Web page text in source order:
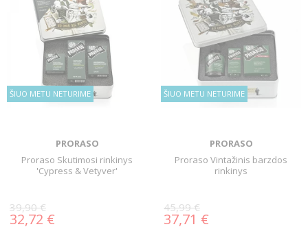
ŠIUO METU NETURIME
PRORASO
Proraso Skutimosi rinkinys
'Cypress & Vetyver'
39,90 €
32,72 €
ŠIUO METU NETURIME
PRORASO
Proraso Vintažinis barzdos
rinkinys
45,99 €
37,71 €